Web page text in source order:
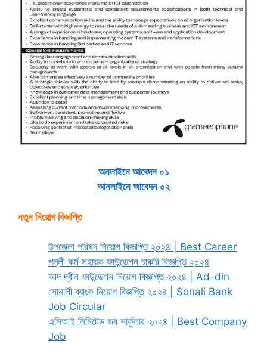
অনলাইনে আবেদন ০১
আনলাইনে আবেদন ০২
নতুন নিয়োগ বিজ্ঞপ্তি
উপজেলা পরিষদ নিয়োগ বিজ্ঞপ্তি ২০২৪ | Best Career
পল্লী কর্ম সহায়ক ফাউন্ডেশন চাকরি বিজ্ঞপ্তি ২০২৪
আদ দ্বীন ফাউন্ডেশন নিয়োগ বিজ্ঞপ্তি ২০২৪ | Ad-din
সোনালী ব্যাংক নিয়োগ বিজ্ঞপ্তি ২০২৪ | Sonali Bank
Job Circular
এসিআই লিমিটেড জব সার্কুলার ২০২৪ | Best Company
Job